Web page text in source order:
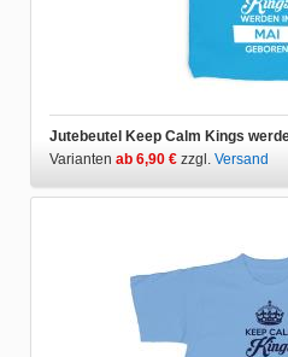
Jutebeutel Keep Calm Kings
Varianten ab 6,90 € zzgl. Versand